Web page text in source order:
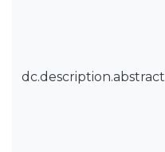
dc.description.abstract